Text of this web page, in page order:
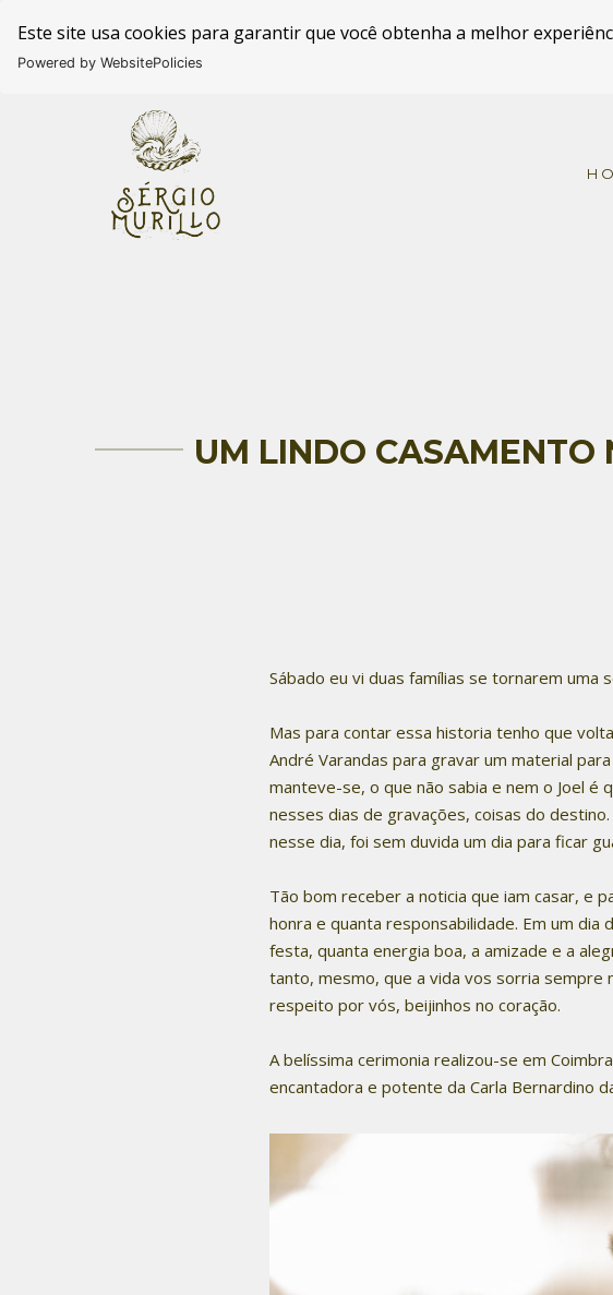
Este site usa cookies para garantir que você obtenha a melhor
Powered by WebsitePolicies
UM LINDO CASAMENTO
Sábado eu vi duas famílias se tornarem uma
Mas para contar essa historia tenho que
André Varandas para gravar um material
manteve-se, o que não sabia e nem o Joel é
nesses dias de gravações, coisas do
nesse dia, foi sem duvida um dia para ficar
Tão bom receber a noticia que iam casar, e
honra e quanta responsabilidade. Em um dia
festa, quanta energia boa, a amizade e a
tanto, mesmo, que a vida vos sorria sempre
respeito por vós, beijinhos no coração.
A belíssima cerimonia realizou-se em
encantadora e potente da Carla Bernardino